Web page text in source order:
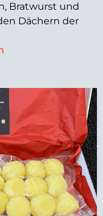
Bratwurst und
Dächern der